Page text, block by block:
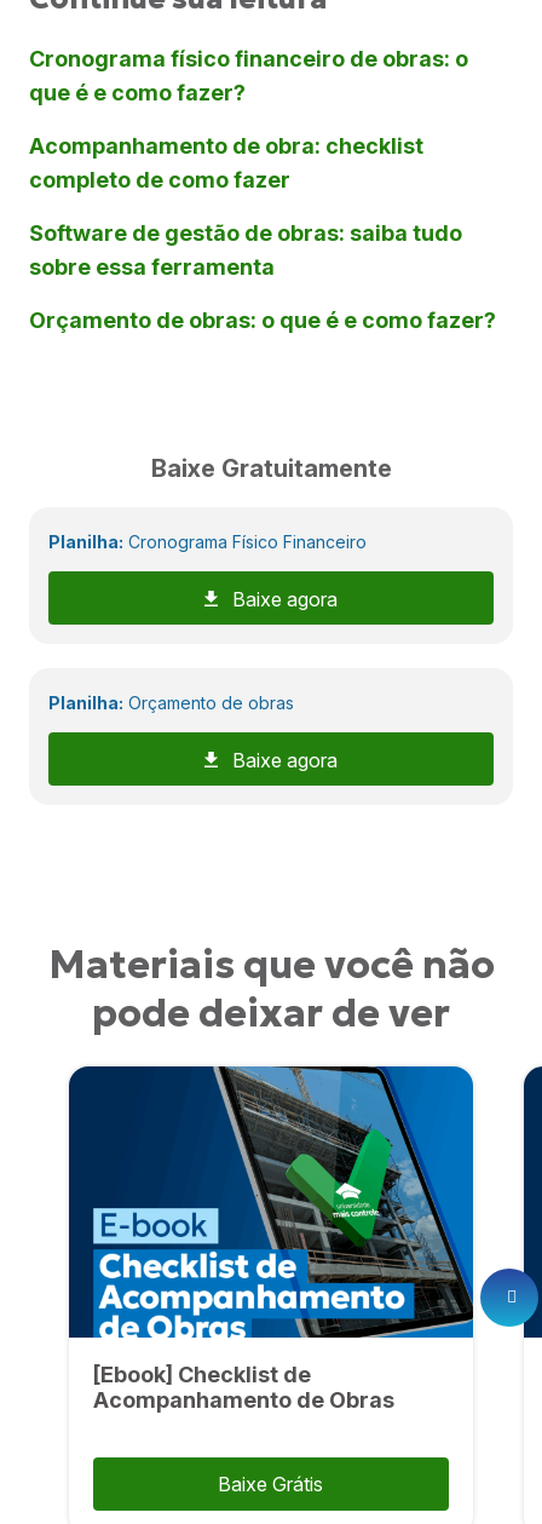
Cronograma físico financeiro de obras: o
que é e como fazer?
Acompanhamento de obra: checklist
completo de como fazer
Software de gestão de obras: saiba tudo
sobre essa ferramenta
Orçamento de obras: o que é e como fazer?
Baixe Gratuitamente
Planilha: Cronograma Físico Financeiro
Baixe agora
Planilha: Orçamento de obras
Baixe agora
Materiais que você não
pode deixar de ver
[Ebook] Checklist de
Acompanhamento de Obras
Baixe Grátis